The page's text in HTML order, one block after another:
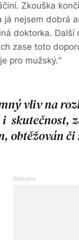
Zkouška
já nejsem dobrá
doktorka.
zase toto
pro mužský.“
vliv na
skutečnost,
obtěžován či